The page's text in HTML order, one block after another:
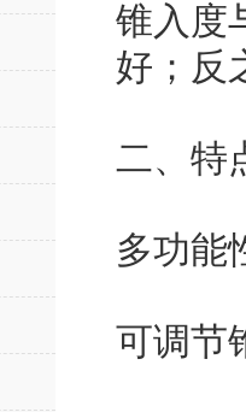
锥入度
好；反
二、特
多功能
可调节